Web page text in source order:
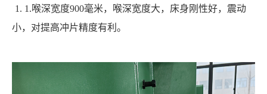
1. 1.喉深宽度900毫米，喉深宽度大，床身刚性好，震动
小，对提高冲片精度有利。